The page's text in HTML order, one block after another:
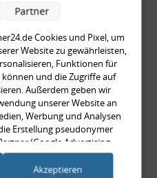
mit
rot, US-Ecken,
Cabrio, Typ 89,
8G0945225 +
999,99 €
999,99 € pro 1
Cookies und Pixel, um
Website zu gewährleisten,
Funktionen für
und die Zugriffe auf
Außerdem geben wir
unserer Website an
Werbung und Analysen
Erstellung pseudonymer
(Google Advertising
möglicherweise mit
Sie ihnen bereitgestellt haben
Partner
Akzeptieren